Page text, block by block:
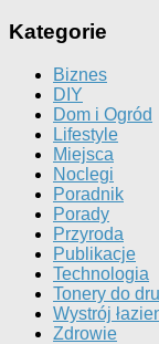
Kategorie
Biznes
DIY
Dom i Ogród
Lifestyle
Miejsca
Noclegi
Poradnik
Porady
Przyroda
Publikacje
Technologia
Tonery do
Wystrój
Zdrowie